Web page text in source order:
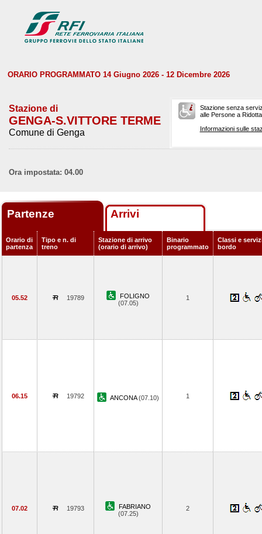
ORARIO PROGRAMMATO 14 Giugno 2026 - 12 Dicembre 2026
Stazione di
GENGA-S.VITTORE TERME
Comune di Genga
Stazione senza
alle Persone a
Informazioni sulle
Ora impostata: 04.00
Partenze Arrivi
Orario di
partenza
Tipo e n. di
treno
Stazione di arrivo
(orario di arrivo)
Binario
programmato
Classi e
bordo
05.52 19789
FOLIGNO
(07.05)
1
06.15 19792 ANCONA(07.10) 1
07.02 19793
FABRIANO
(07.25)
2